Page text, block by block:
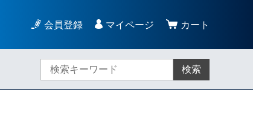
会員登録 マイページ カート
検索